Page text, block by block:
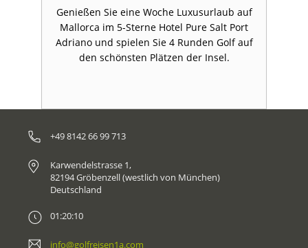
Genießen Sie eine Woche Luxusurlaub auf
Mallorca im 5-Sterne Hotel Pure Salt Port
Adriano und spielen Sie 4 Runden Golf auf
den schönsten Plätzen der Insel.
+49 8142 66 99 713
Karwendelstrasse 1,
82194 Gröbenzell (westlich von München)
Deutschland
01:20:10
info@golfreisen1a.com